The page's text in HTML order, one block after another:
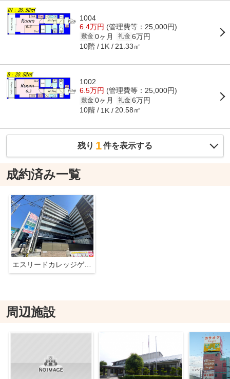
1004
6.4万円 (管理費等：25,000円)
敷金 0ヶ月 礼金 6万円
10階 1K 21.33㎡
1002
6.5万円 (管理費等：25,000円)
敷金 0ヶ月 礼金 6万円
10階 1K 20.58㎡
残り 1件を表示する
成約済み一覧
エスリードカレッジゲート南草津
周辺施設